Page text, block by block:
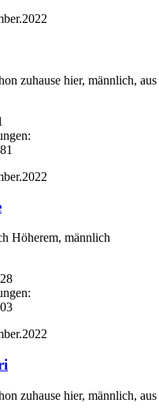
zuhause hier, männlich, aus
Höherem, männlich
zuhause hier, männlich, aus